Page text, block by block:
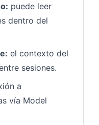
puede leer
dentro del
el contexto del
sesiones.
a
vía Model